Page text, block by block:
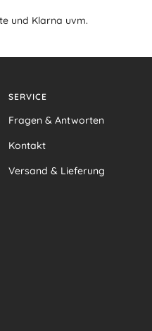
und Klarna uvm.
SERVICE
Fragen & Antworten
Kontakt
Versand & Lieferung